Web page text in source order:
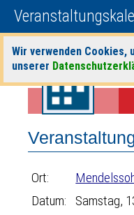
Wir verwenden
unsererStartseite>
Ort:
Datum:
Samstag,